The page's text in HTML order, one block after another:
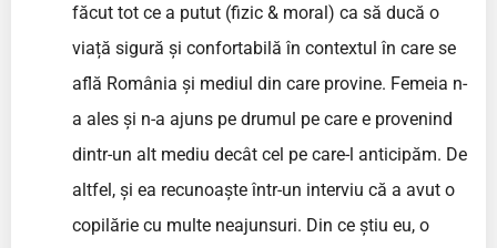
făcut tot ce a putut (fizic & moral) ca să ducă o
viață sigură și confortabilă în contextul în care se
află România și mediul din care provine. Femeia n-
a ales și n-a ajuns pe drumul pe care e provenind
dintr-un alt mediu decât cel pe care-l anticipăm. De
altfel, și ea recunoaște într-un interviu că a avut o
copilărie cu multe neajunsuri. Din ce știu eu, o